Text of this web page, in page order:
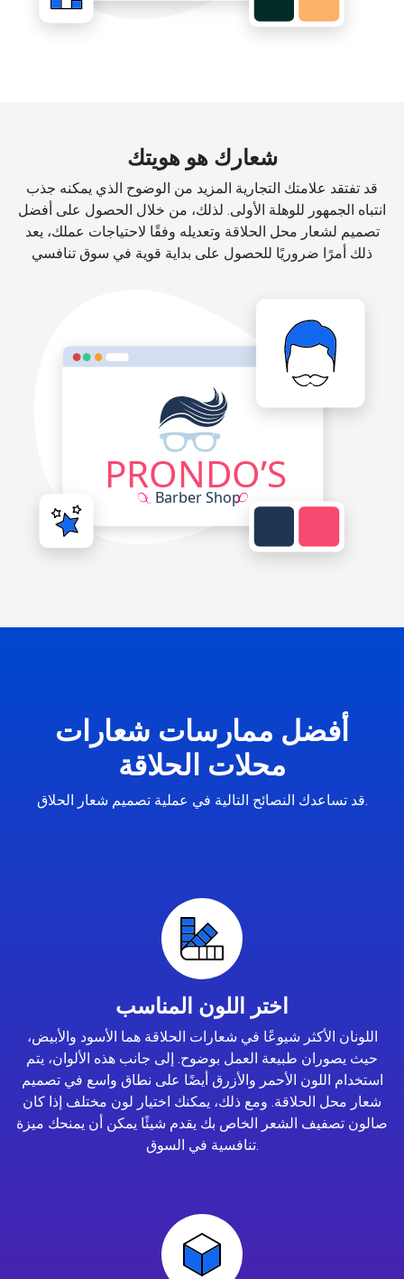
شعارك هو هويتك
قد تفتقد علامتك التجارية المزيد من الوضوح الذي يمكنه جذب
انتباه الجمهور للوهلة الأولى. لذلك، من خلال الحصول على أفضل
تصميم لشعار محل الحلاقة وتعديله وفقًا لاحتياجات عملك، يعد
ذلك أمرًا ضروريًا للحصول على بداية قوية في سوق تنافسي
أفضل ممارسات شعارات
محلات الحلاقة
قد تساعدك النصائح التالية في عملية تصميم شعار الحلاق.
اختر اللون المناسب
اللونان الأكثر شيوعًا في شعارات الحلاقة هما الأسود والأبيض،
حيث يصوران طبيعة العمل بوضوح. إلى جانب هذه الألوان، يتم
استخدام اللون الأحمر والأزرق أيضًا على نطاق واسع في تصميم
شعار محل الحلاقة. ومع ذلك، يمكنك اختيار لون مختلف إذا كان
صالون تصفيف الشعر الخاص بك يقدم شيئًا يمكن أن يمنحك ميزة
تنافسية في السوق.